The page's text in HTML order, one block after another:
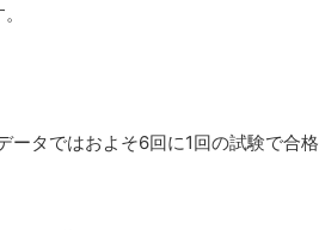
ータではおよそ6回に1回の試験で合格